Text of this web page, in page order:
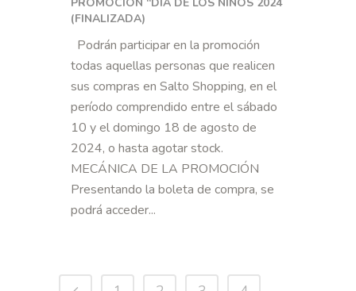
PROMOCIÓN “DÍA DE LOS NIÑOS 2024
(FINALIZADA)
Podrán participar en la promoción
todas aquellas personas que realicen
sus compras en Salto Shopping, en el
período comprendido entre el sábado
10 y el domingo 18 de agosto de
2024, o hasta agotar stock.
MECÁNICA DE LA PROMOCIÓN
Presentando la boleta de compra, se
podrá acceder...